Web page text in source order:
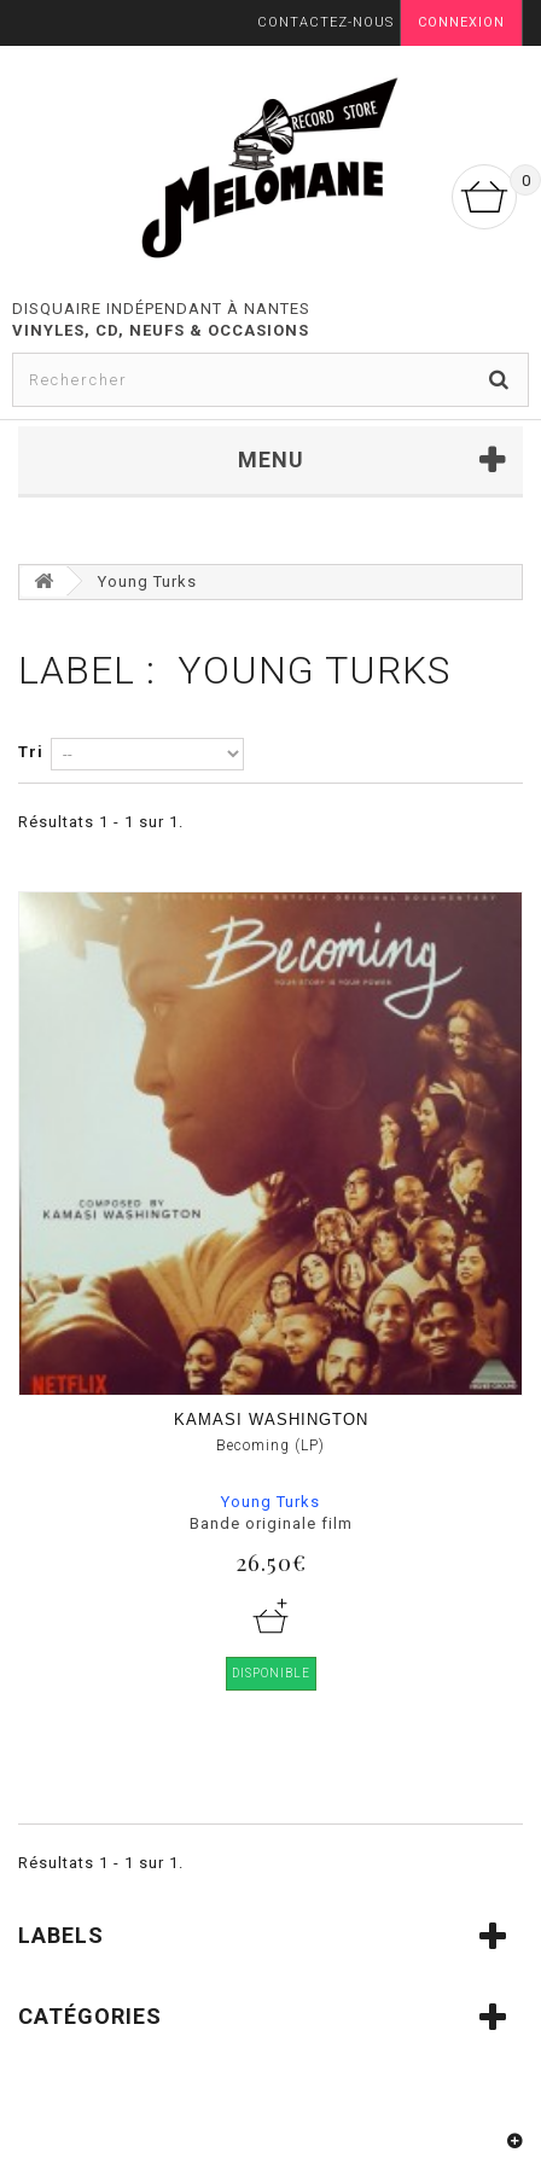
CONNEXION
CONTACTEZ-NOUS
0
DISQUAIRE INDÉPENDANT À NANTES
VINYLES, CD, NEUFS & OCCASIONS
MENU
Young Turks
LABEL : YOUNG TURKS
Tri
Résultats 1 - 1 sur 1.
KAMASI WASHINGTON
Becoming (LP)
Young Turks
Bande originale film
26.50€
DISPONIBLE
Résultats 1 - 1 sur 1.
LABELS
CATÉGORIES